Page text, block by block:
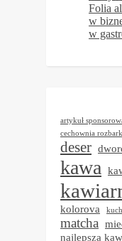
Folia
w
w
artykuł
cechownia
deser
kawa
kolorova
matcha
najlepsza